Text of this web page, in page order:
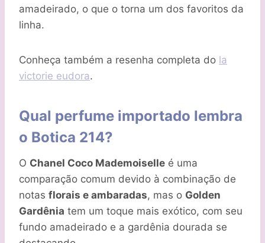
amadeirado, o que o torna um dos favoritos da
linha.
Conheça também a resenha completa do la
victorie eudora.
Qual perfume importado lembra
o Botica 214?
O Chanel Coco Mademoiselle é uma
comparação comum devido à combinação de
notas florais e ambaradas, mas o Golden
Gardênia tem um toque mais exótico, com seu
fundo amadeirado e a gardênia dourada se